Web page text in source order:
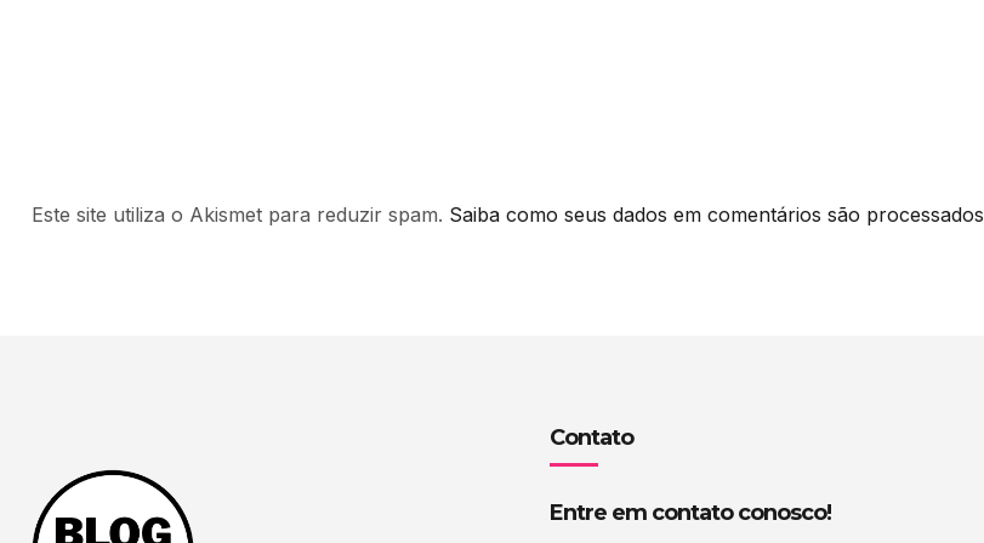
Este site utiliza o Akismet para reduzir spam. Saiba como seus dados em comentários são processados
Contato
Entre em contato conosco!